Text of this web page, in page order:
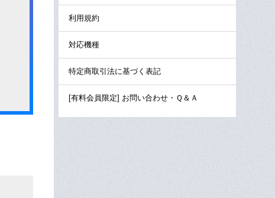
利用規約
対応機種
特定商取引法に基づく表記
[有料会員限定] お問い合わせ・Ｑ＆Ａ